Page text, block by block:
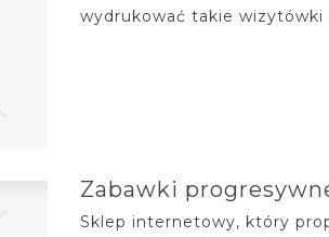
wydrukować takie wizytówki
Zabawki
Sklep internetowy, który